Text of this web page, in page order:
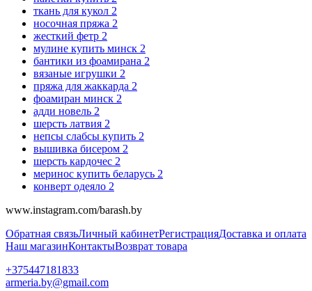
ткань для кукол 2
носочная пряжа 2
жесткий фетр 2
мулине купить минск 2
бантики из фоамирана 2
вязаные игрушки 2
пряжа для жаккарда 2
фоамиран минск 2
адди новель 2
шерсть латвия 2
непсы слабсы купить 2
вышивка бисером 2
шерсть кардочес 2
меринос купить беларусь 2
конверт одеяло 2
www.instagram.com/barash.by
Обратная связьЛичный кабинетРегистрацияДоставка и оплата
Наш магазинКонтактыВозврат товара
+375447181833
armeria.by@gmail.com